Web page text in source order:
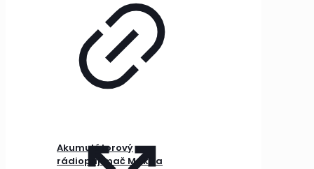
Akumulátorový
rádioprijímač Makita